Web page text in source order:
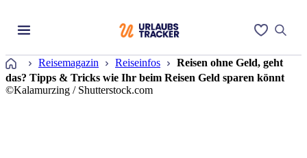
Startseite
Reisemagazin Reiseinfos
Reisen ohne Geld, geht
das? Tipps & Tricks wie Ihr beim Reisen Geld sparen könnt
©Kalamurzing / Shutterstock.com